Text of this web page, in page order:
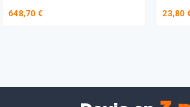
648,70 € 23,80